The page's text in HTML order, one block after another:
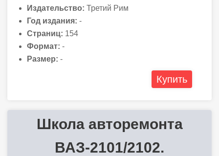
Издательство: Третий Рим
Год издания: -
Страниц: 154
Формат: -
Размер: -
Купить
Школа авторемонта
ВАЗ-2101/2102.